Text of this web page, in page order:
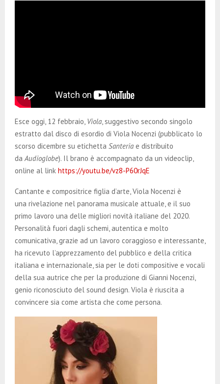
Esce oggi, 12 febbraio, Viola, suggestivo secondo singolo
estratto dal disco di esordio di Viola Nocenzi (pubblicato lo
scorso dicembre su etichetta Santeria e distribuito
daAudioglobe). Il brano è accompagnato da un videoclip,
online al link https://youtu.be/vz8-P60rJqE
Cantante e compositrice figlia d’arte, Viola Nocenzi è
una rivelazione nel panorama musicale attuale, e il suo
primo lavoro una delle migliori novità italiane del 2020.
Personalità fuori dagli schemi, autentica e molto
comunicativa, grazie ad un lavoro coraggioso e interessante,
ha ricevuto l’apprezzamento del pubblico e della critica
italiana e internazionale, sia per le doti compositive e vocali
della sua autrice che per la produzione di Gianni Nocenzi,
genio riconosciuto del sound design. Viola è riuscita a
convincere sia come artista che come persona.